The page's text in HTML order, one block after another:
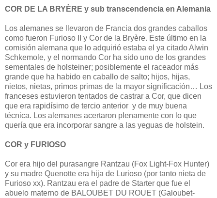
COR DE LA BRYÈRE y sub transcendencia en Alemania
Los alemanes se llevaron de Francia dos grandes caballos
como fueron Furioso II y Cor de la Bryère. Este último en la
comisión alemana que lo adquirió estaba el ya citado Alwin
Schkemole, y el normando Cor ha sido uno de los grandes
sementales de holsteiner; posiblemente el raceador más
grande que ha habido en caballo de salto; hijos, hijas,
nietos, nietas, primos primas de la mayor significación… Los
franceses estuvieron tentados de castrar a Cor, que dicen
que era rapidísimo de tercio anterior y de muy buena
técnica. Los alemanes acertaron plenamente con lo que
quería que era incorporar sangre a las yeguas de holstein.
COR y FURIOSO
Cor era hijo del purasangre Rantzau (Fox Light-Fox Hunter)
y su madre Quenotte era hija de Lurioso (por tanto nieta de
Furioso xx). Rantzau era el padre de Starter que fue el
abuelo materno de BALOUBET DU ROUET (Galoubet-